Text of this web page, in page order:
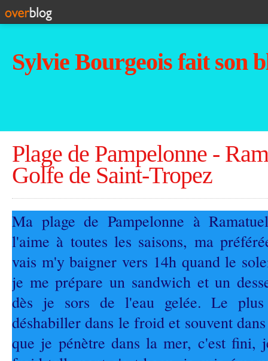
Sylvie Bourgeois fait son
Plage de Pampelonne -
Golfe de Saint-Tropez
Ma plage de Pampelonne à
l'aime à toutes les saisons, ma
vais m'y baigner vers 14h quand le
je me prépare un sandwich et un
dès je sors de l'eau gelée. Le
déshabiller dans le froid et souvent
que je pénètre dans la mer, c'est fini,